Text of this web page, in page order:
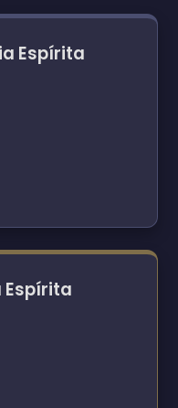
Espírita
Espírita